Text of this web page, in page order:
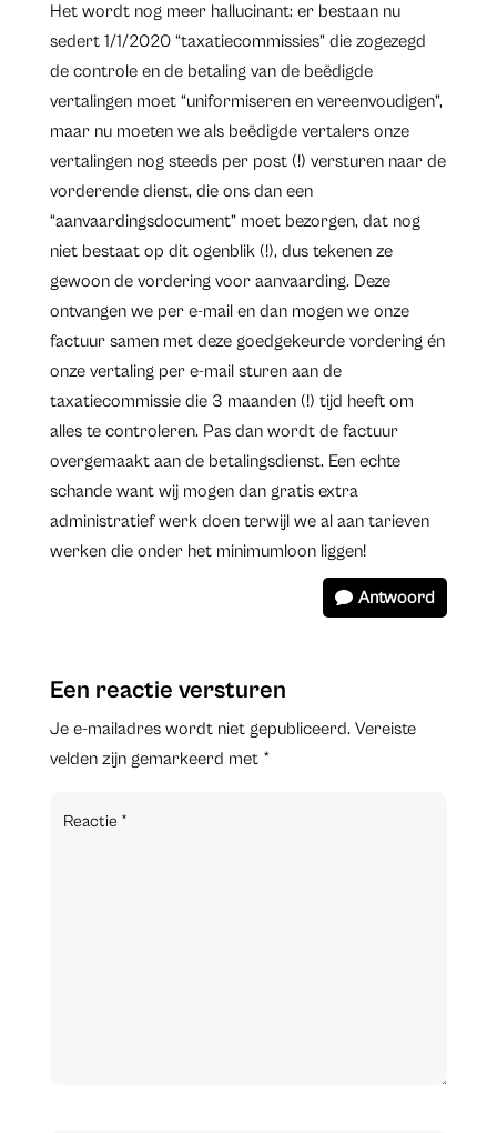
Het wordt nog meer hallucinant: er bestaan nu
sedert 1/1/2020 “taxatiecommissies” die zogezegd
de controle en de betaling van de beëdigde
vertalingen moet “uniformiseren en vereenvoudigen”,
maar nu moeten we als beëdigde vertalers onze
vertalingen nog steeds per post (!) versturen naar de
vorderende dienst, die ons dan een
“aanvaardingsdocument” moet bezorgen, dat nog
niet bestaat op dit ogenblik (!), dus tekenen ze
gewoon de vordering voor aanvaarding. Deze
ontvangen we per e-mail en dan mogen we onze
factuur samen met deze goedgekeurde vordering én
onze vertaling per e-mail sturen aan de
taxatiecommissie die 3 maanden (!) tijd heeft om
alles te controleren. Pas dan wordt de factuur
overgemaakt aan de betalingsdienst. Een echte
schande want wij mogen dan gratis extra
administratief werk doen terwijl we al aan tarieven
werken die onder het minimumloon liggen!
Antwoord
Een reactie versturen
Je e-mailadres wordt niet gepubliceerd. Vereiste
velden zijn gemarkeerd met *